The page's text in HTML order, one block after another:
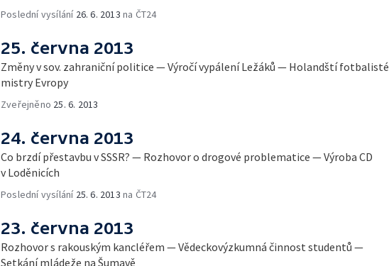
Poslední vysílání 26. 6. 2013 na ČT24
25. června 2013
Změny v sov. zahraniční politice — Výročí vypálení Ležáků — Holandští fotbalisté
mistry Evropy
Zveřejněno 25. 6. 2013
24. června 2013
Co brzdí přestavbu v SSSR? — Rozhovor o drogové problematice — Výroba CD
v Loděnicích
Poslední vysílání 25. 6. 2013 na ČT24
23. června 2013
Rozhovor s rakouským kancléřem — Vědeckovýzkumná činnost studentů —
Setkání mládeže na Šumavě